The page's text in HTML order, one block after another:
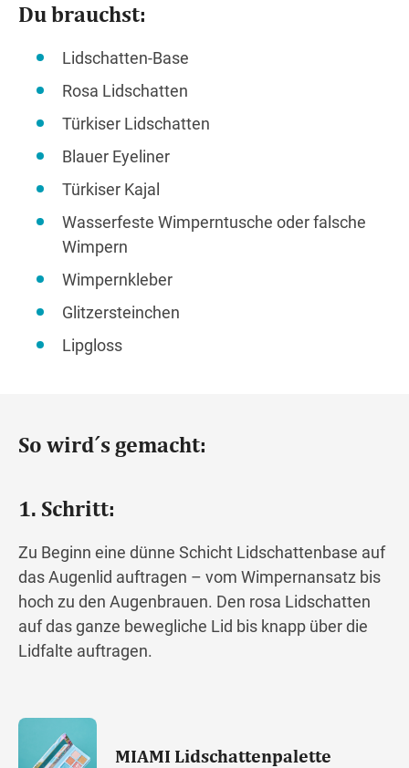
Du brauchst:
Lidschatten-Base
Rosa Lidschatten
Türkiser Lidschatten
Blauer Eyeliner
Türkiser Kajal
Wasserfeste Wimperntusche oder falsche
Wimpern
Wimpernkleber
Glitzersteinchen
Lipgloss
So wird´s gemacht:
1. Schritt:
Zu Beginn eine dünne Schicht Lidschattenbase auf
das Augenlid auftragen – vom Wimpernansatz bis
hoch zu den Augenbrauen. Den rosa Lidschatten
auf das ganze bewegliche Lid bis knapp über die
Lidfalte auftragen.
MIAMI Lidschattenpalette